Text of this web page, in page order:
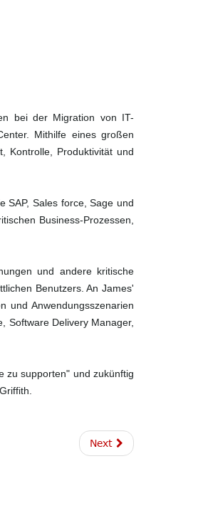
bei der Migration von IT-
Mithilfe eines großen
Kontrolle, Produktivität und
SAP, Sales force, Sage und
Business-Prozessen,
und andere kritische
Benutzers. An James'
und Anwendungsszenarien
Software Delivery Manager,
zu supporten" und zukünftig
Next